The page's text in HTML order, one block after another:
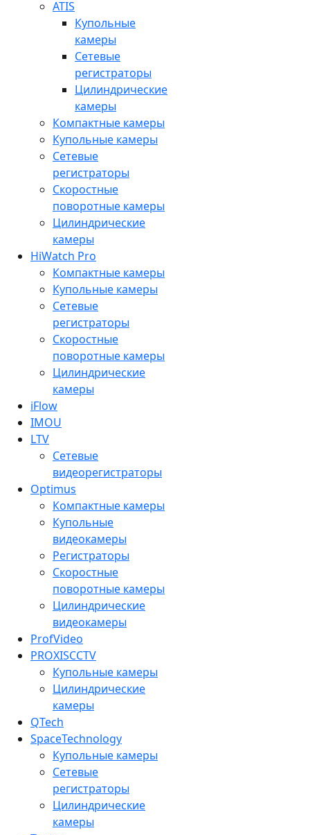
ATIS
Купольные
камеры
Сетевые
регистраторы
Цилиндрические
камеры
Компактные камеры
Купольные камеры
Сетевые
регистраторы
Скоростные
поворотные камеры
Цилиндрические
камеры
HiWatch Pro
Компактные камеры
Купольные камеры
Сетевые
регистраторы
Скоростные
поворотные камеры
Цилиндрические
камеры
iFlow
IMOU
LTV
Сетевые
видеорегистраторы
Optimus
Компактные камеры
Купольные
видеокамеры
Регистраторы
Скоростные
поворотные камеры
Цилиндрические
видеокамеры
ProfVideo
PROXISCCTV
Купольные камеры
Цилиндрические
камеры
QTech
SpaceTechnology
Купольные камеры
Сетевые
регистраторы
Цилиндрические
камеры